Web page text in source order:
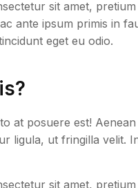
sit amet,
ante ipsum primis in
eget eu odio.
at posuere est!
ligula, ut fringilla velit.
sit amet,